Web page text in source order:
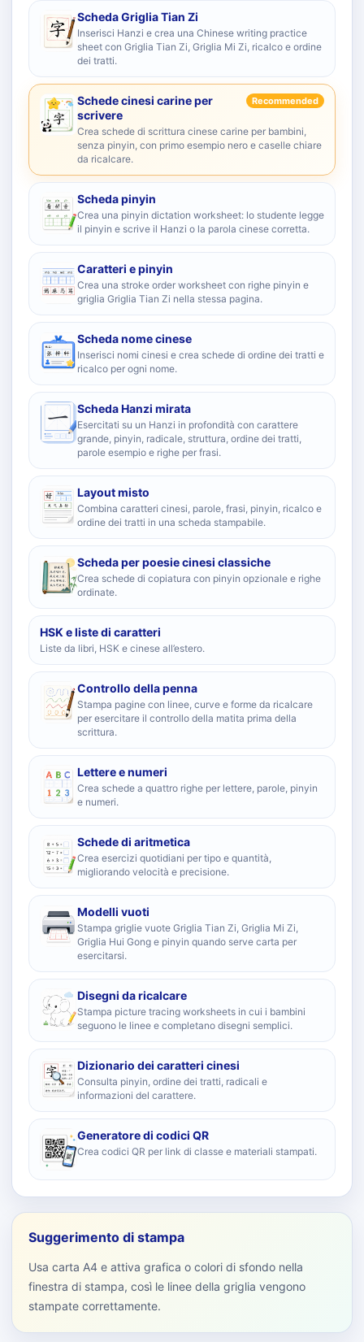
Scheda Griglia Tian Zi
Inserisci Hanzi e crea una Chinese writing practice
sheet con Griglia Tian Zi, Griglia Mi Zi, ricalco e ordine
dei tratti.
Schede cinesi carine per
scrivere
Recommended
Crea schede di scrittura cinese carine per bambini,
senza pinyin, con primo esempio nero e caselle chiare
da ricalcare.
Scheda pinyin
Crea una pinyin dictation worksheet: lo studente legge
il pinyin e scrive il Hanzi o la parola cinese corretta.
Caratteri e pinyin
Crea una stroke order worksheet con righe pinyin e
griglia Griglia Tian Zi nella stessa pagina.
Scheda nome cinese
Inserisci nomi cinesi e crea schede di ordine dei tratti e
ricalco per ogni nome.
Scheda Hanzi mirata
Esercitati su un Hanzi in profondità con carattere
grande, pinyin, radicale, struttura, ordine dei tratti,
parole esempio e righe per frasi.
Layout misto
Combina caratteri cinesi, parole, frasi, pinyin, ricalco e
ordine dei tratti in una scheda stampabile.
Scheda per poesie cinesi classiche
Crea schede di copiatura con pinyin opzionale e righe
ordinate.
HSK e liste di caratteri
Liste da libri, HSK e cinese all’estero.
Controllo della penna
Stampa pagine con linee, curve e forme da ricalcare
per esercitare il controllo della matita prima della
scrittura.
Lettere e numeri
Crea schede a quattro righe per lettere, parole, pinyin
e numeri.
Schede di aritmetica
Crea esercizi quotidiani per tipo e quantità,
migliorando velocità e precisione.
Modelli vuoti
Stampa griglie vuote Griglia Tian Zi, Griglia Mi Zi,
Griglia Hui Gong e pinyin quando serve carta per
esercitarsi.
Disegni da ricalcare
Stampa picture tracing worksheets in cui i bambini
seguono le linee e completano disegni semplici.
Dizionario dei caratteri cinesi
Consulta pinyin, ordine dei tratti, radicali e
informazioni del carattere.
Generatore di codici QR
Crea codici QR per link di classe e materiali stampati.
Suggerimento di stampa
Usa carta A4 e attiva grafica o colori di sfondo nella
finestra di stampa, così le linee della griglia vengono
stampate correttamente.